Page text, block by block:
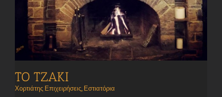
TO TZAKI
Χορτιάτης Επιχειρήσεις, Εστιατόρια